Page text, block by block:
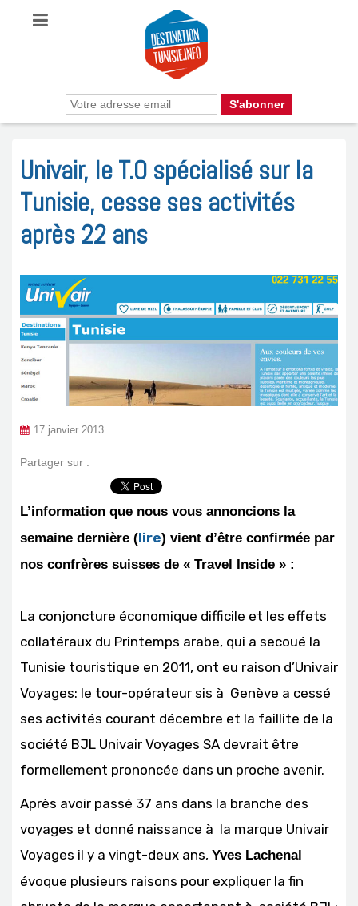
Univair, le T.O spécialisé sur la
Tunisie, cesse ses activités
après 22 ans
17 janvier 2013
Partager sur :
L’information que nous vous annoncions la
semaine dernière (lire) vient d’être confirmée par
nos confrères suisses de « Travel Inside » :
La conjoncture économique difficile et les effets
collatéraux du Printemps arabe, qui a secoué la
Tunisie touristique en 2011, ont eu raison d’Univair
Voyages: le tour-opérateur sis à Genève a cessé
ses activités courant décembre et la faillite de la
société BJL Univair Voyages SA devrait être
formellement prononcée dans un proche avenir.
Après avoir passé 37 ans dans la branche des
voyages et donné naissance à la marque Univair
Voyages il y a vingt-deux ans, Yves Lachenal
évoque plusieurs raisons pour expliquer la fin